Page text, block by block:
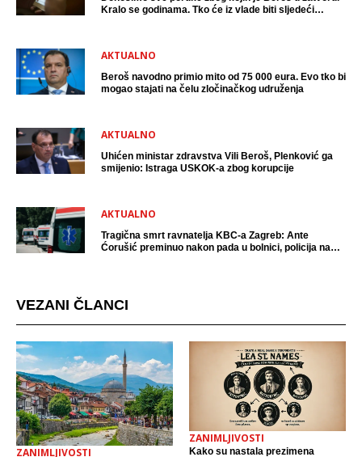
Kralo se godinama. Tko će iz vlade biti sljedeći
AKTUALNO
Beroš navodno primio mito od 75 000 eura. Evo tko bi
mogao stajati na čelu zločinačkog udruženja
AKTUALNO
Uhićen ministar zdravstva Vili Beroš, Plenković ga
smijenio: Istraga USKOK-a zbog korupcije
AKTUALNO
Tragična smrt ravnatelja KBC-a Zagreb: Ante
Ćorušić preminuo nakon pada u bolnici, policija na
VEZANI ČLANCI
ZANIMLJIVOSTI
ZANIMLJIVOSTI
Kako su nastala prezimena